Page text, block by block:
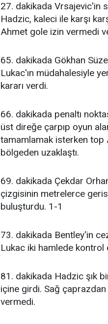
27. dakikada Vrsajevic'in
Hadzic, kaleci ile karşı
Ahmet gole izin vermedi
65. dakikada Gökhan
Lukac'ın müdahalesiyle
kararı verdi.
66. dakikada penaltı
üst direğe çarpıp oyun
tamamlamak isterken top
bölgeden uzaklaştı.
69. dakikada Çekdar
çizgisinin metrelerce
buluşturdu. 1-1
73. dakikada Bentley'in
Lukac iki hamlede kontrol
81. dakikada Hadzic şık
içine girdi. Sağ
vermedi.